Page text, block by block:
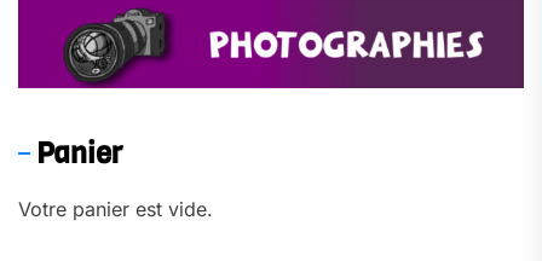
Panier
Votre panier est vide.